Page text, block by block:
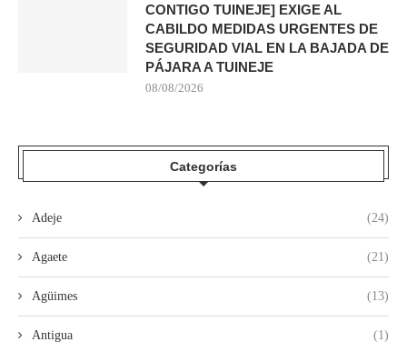
CONTIGO TUINEJE] EXIGE AL
CABILDO MEDIDAS URGENTES DE
SEGURIDAD VIAL EN LA BAJADA DE
PÁJARA A TUINEJE
08/08/2026
Categorías
Adeje (24)
Agaete (21)
Agüimes (13)
Antigua (1)